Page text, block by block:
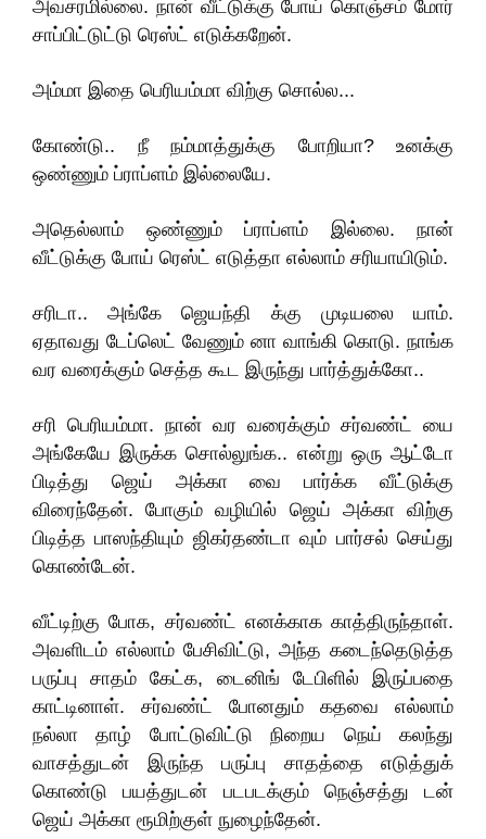
அவசரமில்லை. நான் வீட்டுக்கு போய் கொஞ்சம் மோர்
சாப்பிட்டுட்டு ரெஸ்ட் எடுக்கறேன்.
அம்மா இதை பெரியம்மா விற்கு சொல்ல...
கோண்டு.. நீ நம்மாத்துக்கு போறியா? உனக்கு
ஒண்ணும் ப்ராப்ளம் இல்லையே.
அதெல்லாம் ஒண்ணும் ப்ராப்ளம் இல்லை. நான்
வீட்டுக்கு போய் ரெஸ்ட் எடுத்தா எல்லாம் சரியாயிடும்.
சரிடா.. அங்கே ஜெயந்தி க்கு முடியலை யாம்.‌
ஏதாவது டேப்லெட் வேணும் னா வாங்கி கொடு. நாங்க
வர வரைக்கும் செத்த கூட இருந்து பார்த்துக்கோ..
சரி பெரியம்மா. நான் வர வரைக்கும் சர்வண்ட் யை
அங்கேயே இருக்க சொல்லுங்க.. என்று ஒரு ஆட்டோ
பிடித்து ஜெய் அக்கா வை பார்க்க வீட்டுக்கு
விரைந்தேன். போகும் வழியில் ஜெய் அக்கா விற்கு
பிடித்த பாஸந்தியும் ஜிகர்தண்டா வும் பார்சல் செய்து
கொண்டேன்.
வீட்டிற்கு போக, சர்வண்ட் எனக்காக காத்திருந்தாள்.
அவளிடம் எல்லாம் பேசிவிட்டு, அந்த கடைந்தெடுத்த
பருப்பு சாதம் கேட்க, டைனிங் டேபிளில் இருப்பதை
காட்டினாள். சர்வண்ட் போனதும் கதவை எல்லாம்
நல்லா தாழ் போட்டுவிட்டு நிறைய நெய் கலந்து
வாசத்துடன் இருந்த பருப்பு சாதத்தை எடுத்துக்
கொண்டு பயத்துடன் படபடக்கும் நெஞ்சத்து டன்
ஜெய் அக்கா ரூமிற்குள் நுழைந்தேன்.